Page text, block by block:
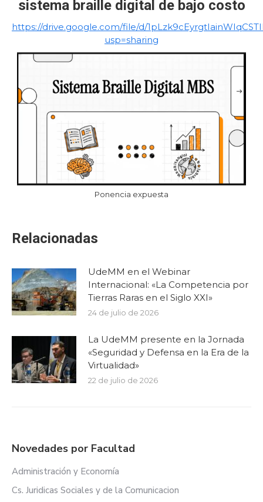
sistema braille digital de bajo costo
https://drive.google.com/file/d/
usp=sharing
Ponencia expuesta
Relacionadas
UdeMM en el Webinar
Internacional: «La Competencia por
Tierras Raras en el Siglo XXI»
24 de julio de 2026
La UdeMM presente en la Jornada
«Seguridad y Defensa en la Era de la
Virtualidad»
22 de julio de 2026
Novedades por Facultad
Administración y Economía
Cs. Juridicas Sociales y de la Comunicacion